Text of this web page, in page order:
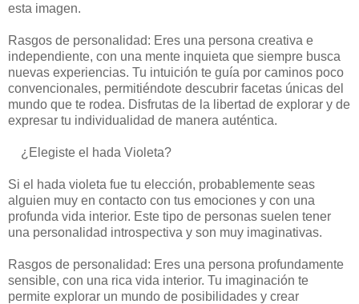
esta imagen.
Rasgos de personalidad: Eres una persona creativa e
independiente, con una mente inquieta que siempre busca
nuevas experiencias. Tu intuición te guía por caminos poco
convencionales, permitiéndote descubrir facetas únicas del
mundo que te rodea. Disfrutas de la libertad de explorar y de
expresar tu individualidad de manera auténtica.
¿Elegiste el hada Violeta?
Si el hada violeta fue tu elección, probablemente seas
alguien muy en contacto con tus emociones y con una
profunda vida interior. Este tipo de personas suelen tener
una personalidad introspectiva y son muy imaginativas.
Rasgos de personalidad: Eres una persona profundamente
sensible, con una rica vida interior. Tu imaginación te
permite explorar un mundo de posibilidades y crear